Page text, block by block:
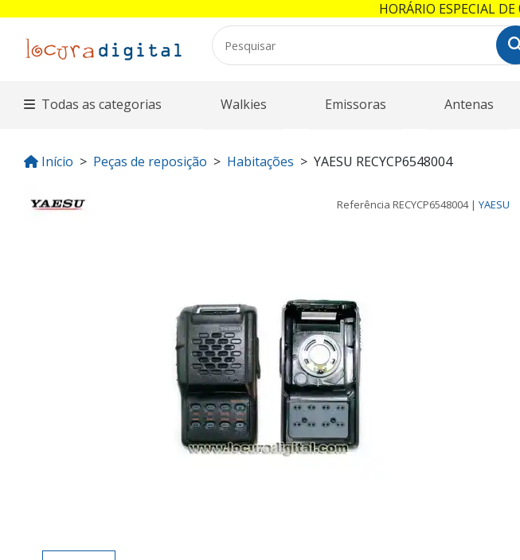
Todas as categorias Walkies Emissoras Antenas
Início Peças de reposição Habitações YAESU RECYCP6548004
Referência RECYCP6548004| YAESU
HORÁRIO ESPECIAL DE